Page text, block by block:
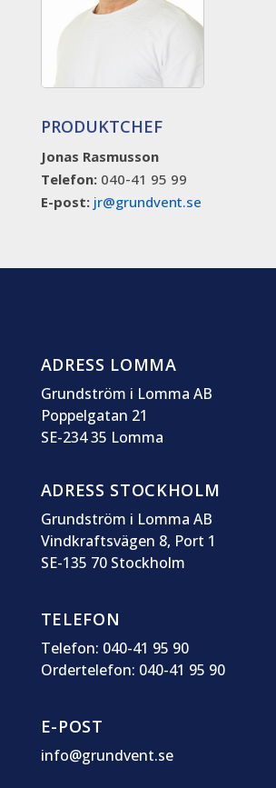
PRODUKTCHEF
Jonas Rasmusson
Telefon:040-41 95 99
E-post: jr@grundvent.se
ADRESS LOMMA
Grundström i Lomma AB
Poppelgatan 21
SE-234 35 Lomma
ADRESS STOCKHOLM
Grundström i Lomma AB
Vindkraftsvägen 8, Port 1
SE-135 70 Stockholm
TELEFON
Telefon: 040-41 95 90
Ordertelefon: 040-41 95 90
E-POST
info@grundvent.se